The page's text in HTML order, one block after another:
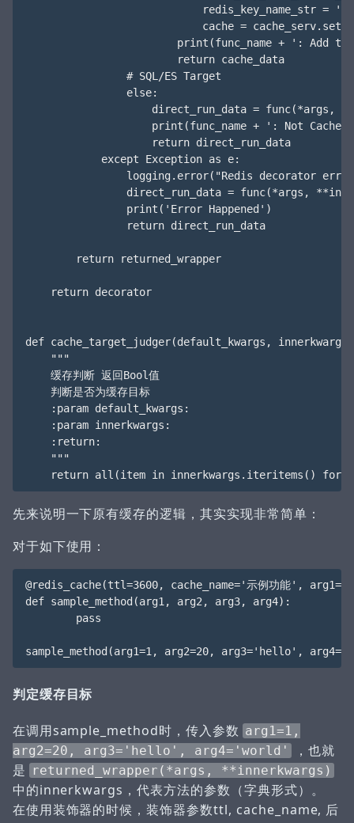
redis_key_name_str =
cache =
print(func_name + ': Add to
                        return cache_data
                # SQL/ES Target
                else:
direct_run_data = func(*args,
print(func_name + ': Not Cache
                    return direct_run_data
            except Exception as e:
logging.error("Redis decorator
direct_run_data = func(*args,
                print('Error Happened')
                return direct_run_data
        return returned_wrapper
    return decorator
def cache_target_judger(default_kwargs,
    """
    缓存判断 返回Bool值
    判断是否为缓存目标
    :param default_kwargs:
    :param innerkwargs:
    :return:
    """
先来说明一下原有缓存的逻辑，其实实现非常简单：
对于如下使用：
@redis_cache(ttl=3600, cache_name='示例功能',
def sample_method(arg1, arg2, arg3, arg4):
        pass
判定缓存目标
在调用sample_method时，传入参数 arg1=1,
arg2=20, arg3='hello', arg4='world'
，也就
是
returned_wrapper(*args, **innerkwargs)
中的innerkwargs，代表方法的参数（字典形式）。
在使用装饰器的时候，装饰器参数ttl, cache_name, 后